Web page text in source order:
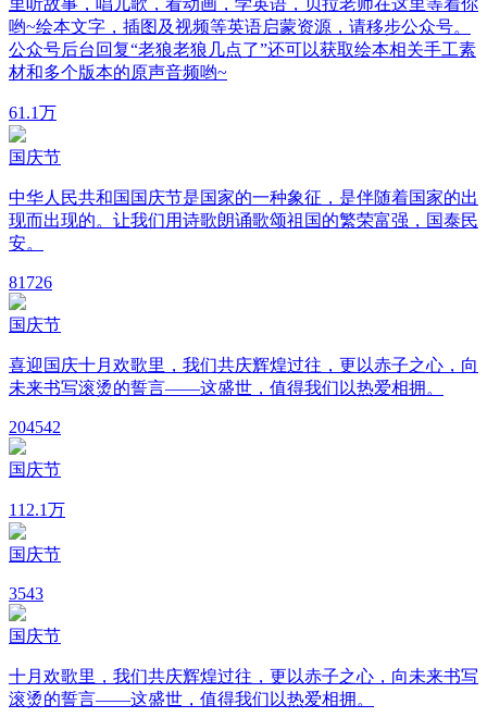
哟~绘本文字，插图及视频等英语启蒙资源，请移步公众号。
公众号后台回复“老狼老狼几点了”还可以获取绘本相关手工素
材和多个版本的原声音频哟~
61.1万
国庆节
中华人民共和国国庆节是国家的一种象征，是伴随着国家的出
现而出现的。让我们用诗歌朗诵歌颂祖国的繁荣富强，国泰民
安。
81726
国庆节
喜迎国庆十月欢歌里，我们共庆辉煌过往，更以赤子之心，向
未来书写滚烫的誓言——这盛世，值得我们以热爱相拥。
204542
国庆节
11 2.1万
国庆节
3543
国庆节
十月欢歌里，我们共庆辉煌过往，更以赤子之心，向未来书写
滚烫的誓言——这盛世，值得我们以热爱相拥。